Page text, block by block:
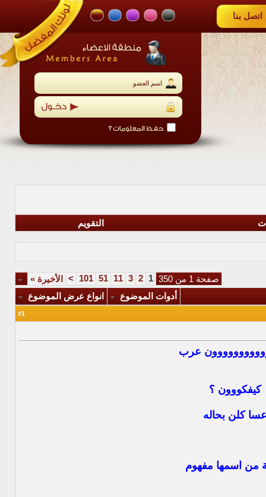
اتصل بنا
التقويم
صفحة 1 من 350 1
2
3
11
51
101
> الأخيرة »
أدوات الموضوع
انواع عرض الموضوع
1
عرب
كيفكووون ؟
كلن بحاله
من اسمها مفهوم